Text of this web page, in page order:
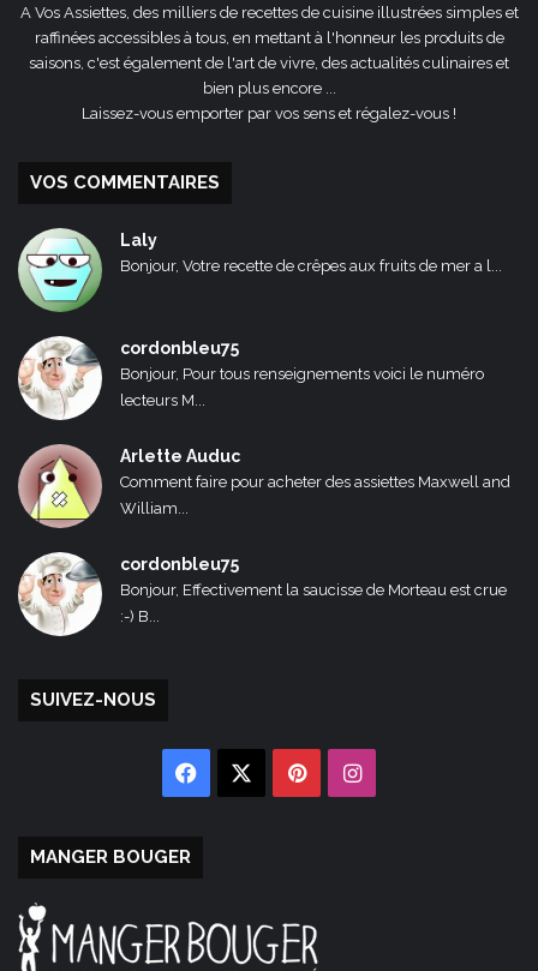
A Vos Assiettes, des milliers de recettes de cuisine illustrées simples et
raffinées accessibles à tous, en mettant à l'honneur les produits de
saisons, c'est également de l'art de vivre, des actualités culinaires et
bien plus encore ...
Laissez-vous emporter par vos sens et régalez-vous !
VOS COMMENTAIRES
Laly
Bonjour, Votre recette de crêpes aux fruits de mer a l...
cordonbleu75
Bonjour, Pour tous renseignements voici le numéro
lecteurs M...
Arlette Auduc
Comment faire pour acheter des assiettes Maxwell and
William...
cordonbleu75
Bonjour, Effectivement la saucisse de Morteau est crue
:-) B...
SUIVEZ-NOUS
Facebook PinterestInstagram
MANGER BOUGER